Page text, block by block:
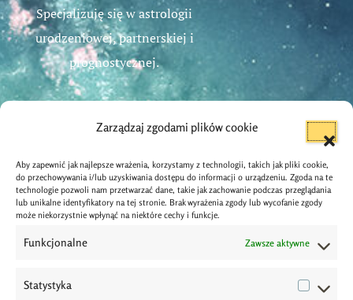
Zarządzaj zgodami plików cookie
Aby zapewnić jak najlepsze wrażenia, korzystamy z technologii, takich jak pliki cookie,
do przechowywania i/lub uzyskiwania dostępu do informacji o urządzeniu. Zgoda na te
technologie pozwoli nam przetwarzać dane, takie jak zachowanie podczas przeglądania
lub unikalne identyfikatory na tej stronie. Brak wyrażenia zgody lub wycofanie zgody
może niekorzystnie wpłynąć na niektóre cechy i funkcje.
Funkcjonalne Zawsze aktywne
Statystyka
Specjalizuję się w astrologii
urodzeniowej, partnerskiej i
prognostycznej.
Dane Kontaktowe
info@astrologos.pl